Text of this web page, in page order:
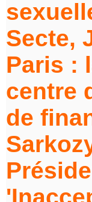
Secte,
Paris :
centre
de